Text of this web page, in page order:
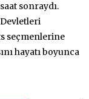
sonraydı.
seçmenlerine
hayatı boyunca